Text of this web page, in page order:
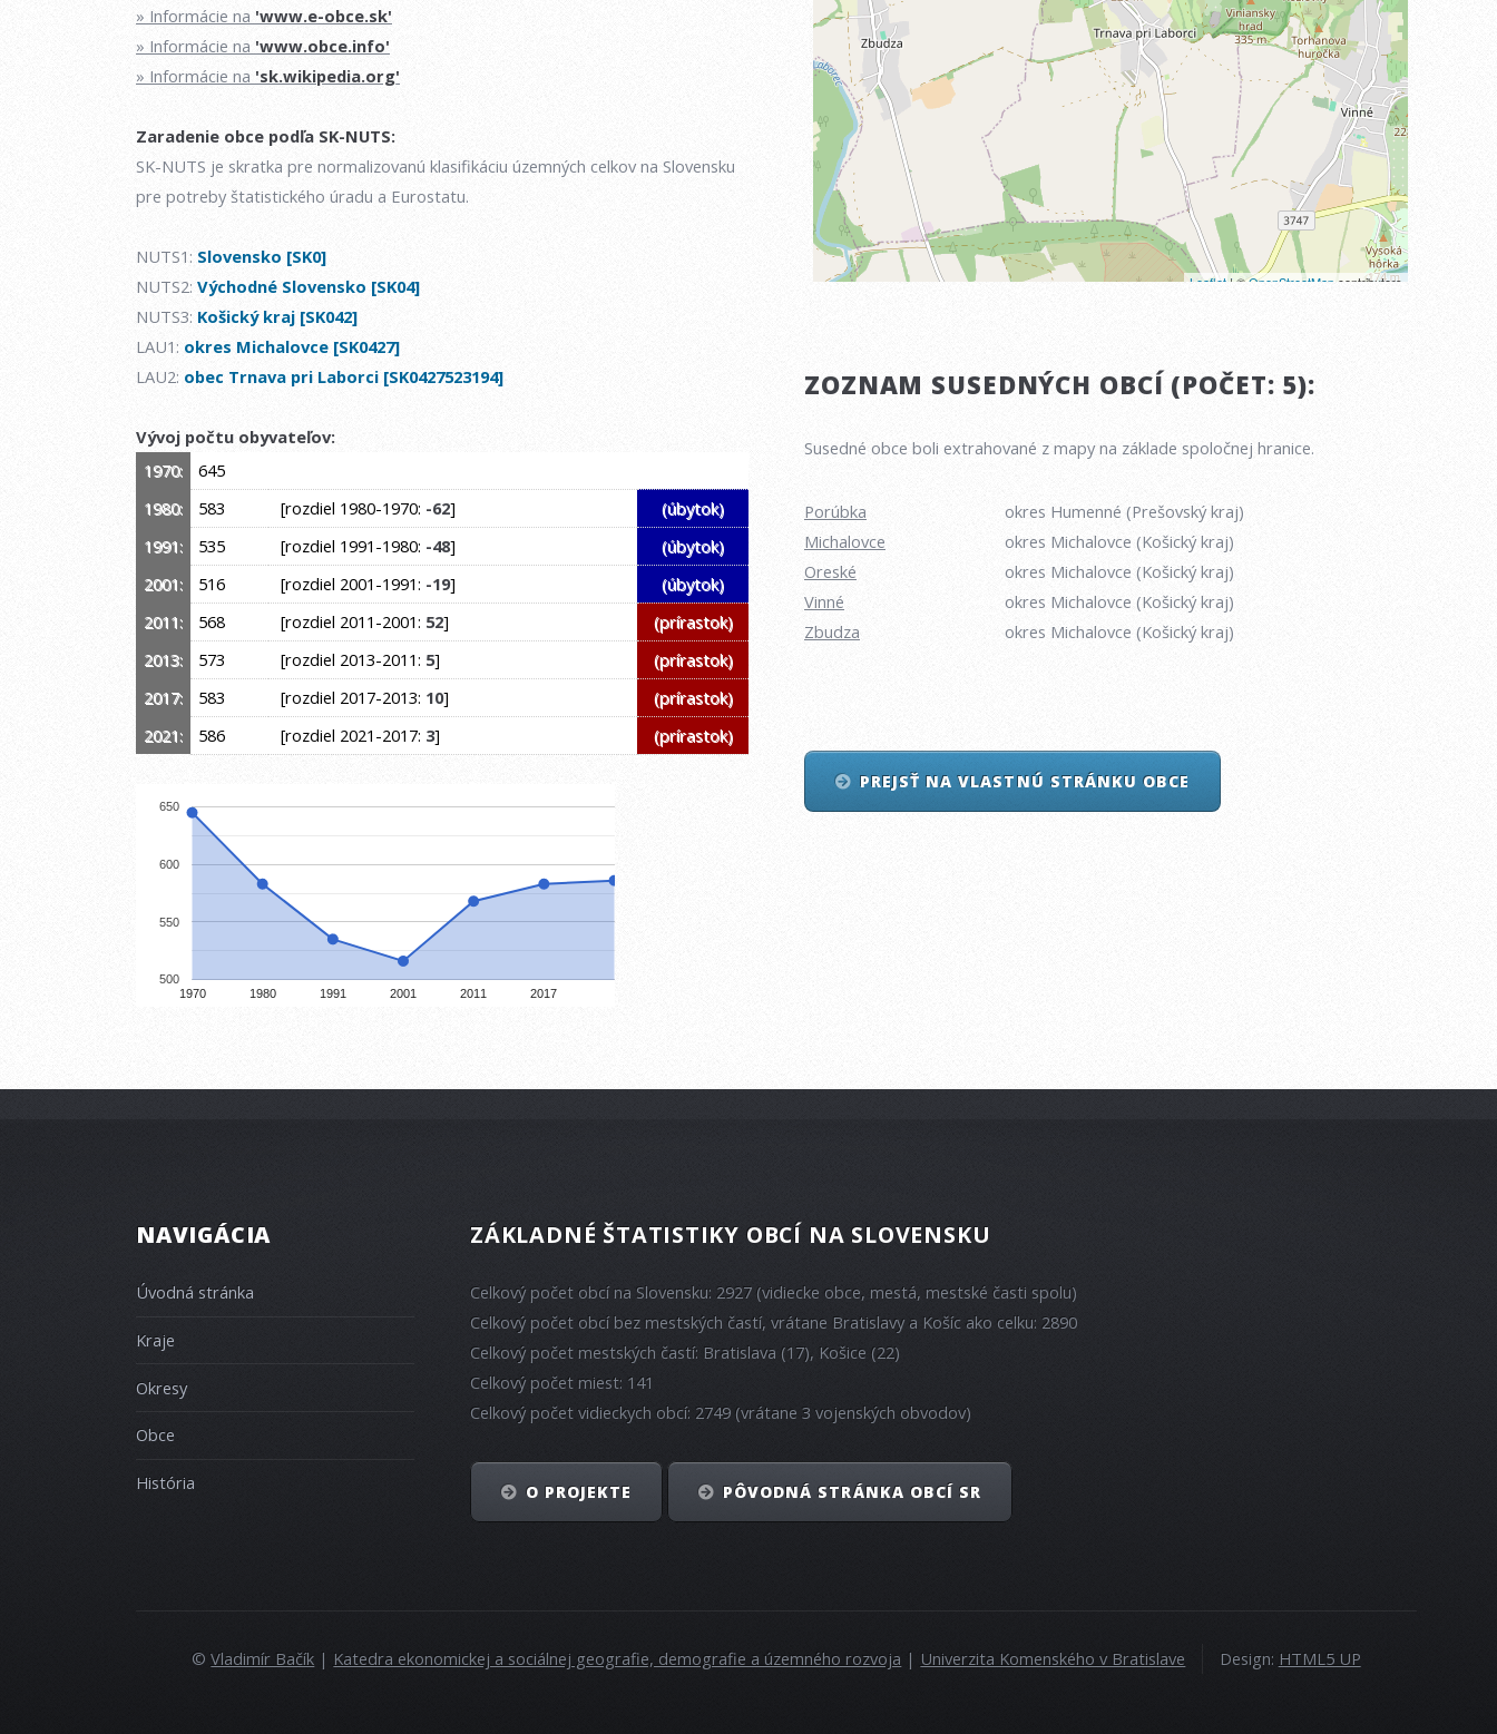
» Informácie na 'www.e-obce.sk'
» Informácie na 'www.obce.info'
» Informácie na 'sk.wikipedia.org'
Zaradenie obce podľa SK-NUTS:
SK-NUTS je skratka pre normalizovanú klasifikáciu územných celkov na Slovensku
pre potreby štatistického úradu a Eurostatu.
NUTS1: Slovensko [SK0]
NUTS2: Východné Slovensko [SK04]
NUTS3: Košický kraj [SK042]
LAU1: okres Michalovce [SK0427]
LAU2: obec Trnava pri Laborci [SK0427523194]
Vývoj počtu obyvateľov:
1970:
645
1980:
583 [rozdiel 1980-1970: -62]
(úbytok)
1991:
535 [rozdiel 1991-1980: -48]
(úbytok)
2001:
516 [rozdiel 2001-1991: -19]
(úbytok)
2011:
568 [rozdiel 2011-2001: 52]
(prírastok)
2013:
573 [rozdiel 2013-2011: 5]
(prírastok)
2017:
583 [rozdiel 2017-2013: 10]
(prírastok)
2021:
586 [rozdiel 2021-2017: 3] (prírastok)
1970 1980 1991 2001 2011 2017
500
550
600
650
ZOZNAM SUSEDNÝCH OBCÍ (POČET: 5):
Susedné obce boli extrahované z mapy na základe spoločnej hranice.
Porúbka
okres Humenné (Prešovský kraj)
Michalovce
okres Michalovce (Košický kraj)
Oreské
okres Michalovce (Košický kraj)
Vinné
okres Michalovce (Košický kraj)
Zbudza
okres Michalovce (Košický kraj)
PREJSŤ NA VLASTNÚ STRÁNKU OBCE
NAVIGÁCIA
Úvodná stránka
Kraje
Okresy
Obce
História
ZÁKLADNÉ ŠTATISTIKY OBCÍ NA SLOVENSKU
Celkový počet obcí na Slovensku: 2927 (vidiecke obce, mestá, mestské časti spolu)
Celkový počet obcí bez mestských častí, vrátane Bratislavy a Košíc ako celku: 2890
Celkový počet mestských častí: Bratislava (17), Košice (22)
Celkový počet miest: 141
Celkový počet vidieckych obcí: 2749 (vrátane 3 vojenských obvodov)
O PROJEKTE PÔVODNÁ STRÁNKA OBCÍ SR
©Vladimír Bačík | Katedra ekonomickej a sociálnej geografie, demografie a územného rozvoja | Univerzita Komenského v Bratislave Design: HTML5 UP